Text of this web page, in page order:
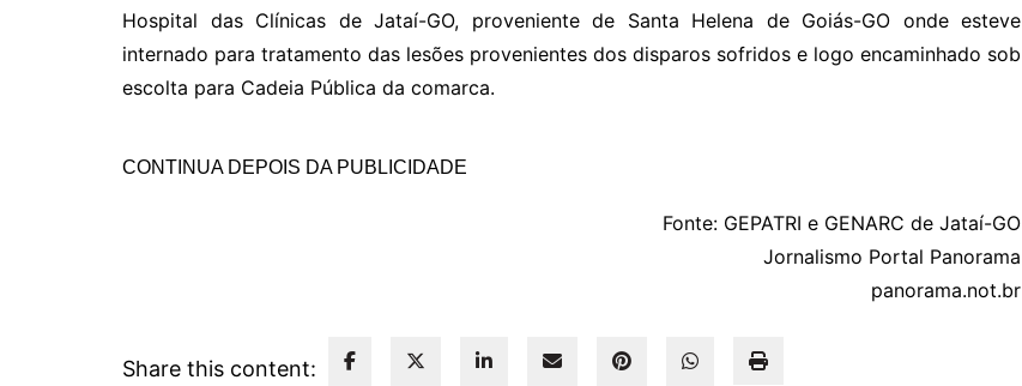
Hospital das Clínicas de Jataí-GO, proveniente de Santa Helena de Goiás-GO onde esteve
internado para tratamento das lesões provenientes dos disparos sofridos e logo encaminhado sob
escolta para Cadeia Pública da comarca.
CONTINUA DEPOIS DA PUBLICIDADE
Fonte: GEPATRI e GENARC de Jataí-GO
Jornalismo Portal Panorama
panorama.not.br
Share this content: